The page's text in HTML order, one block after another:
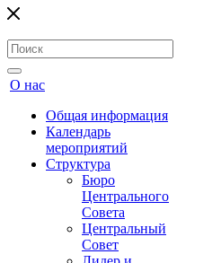
О нас
Общая информация
Календарь
мероприятий
Структура
Бюро
Центрального
Совета
Центральный
Совет